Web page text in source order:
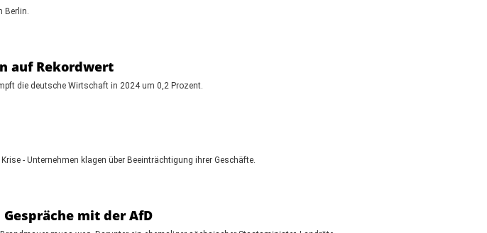
Berlin.
auf Rekordwert
die deutsche Wirtschaft in 2024 um 0,2 Prozent.
- Unternehmen klagen über Beeinträchtigung ihrer Geschäfte.
mit der AfD